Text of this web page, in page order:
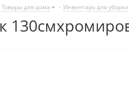
Товары для дома - Инвентарь для уборки